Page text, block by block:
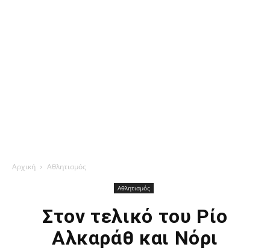
Αρχική Αθλητισμός
Αθλητισμός
Στον τελικό του Ρίο
Αλκαράθ και Νόρι